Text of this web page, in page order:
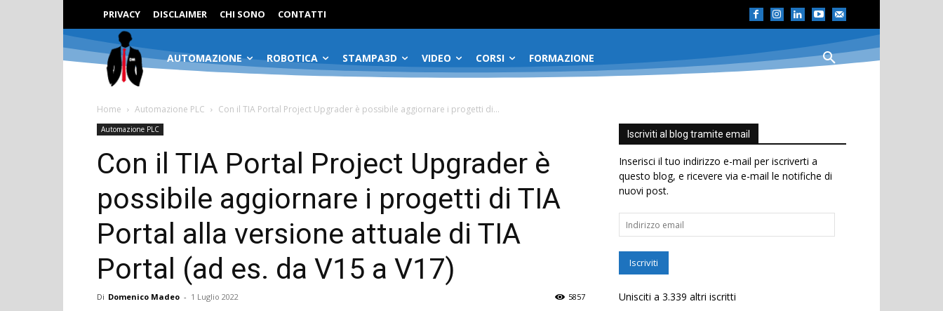
PRIVACY DISCLAIMER CHI SONO CONTATTI
AUTOMAZIONE ROBOTICA STAMPA3D VIDEO CORSI FORMAZIONE
Home Automazione PLC Con il TIA Portal Project Upgrader è possibile aggiornare i progetti di...
Automazione PLC
Con il TIA Portal Project Upgrader è
possibile aggiornare i progetti di TIA
Portal alla versione attuale di TIA
Portal (ad es. da V15 a V17)
Di Domenico Madeo - 1 Luglio 2022 5857
Iscriviti al blog tramite email
Inserisci il tuo indirizzo e-mail per iscriverti a
questo blog, e ricevere via e-mail le notifiche di
nuovi post.
Indirizzo
email
Iscriviti
Unisciti a 3.339 altri iscritti